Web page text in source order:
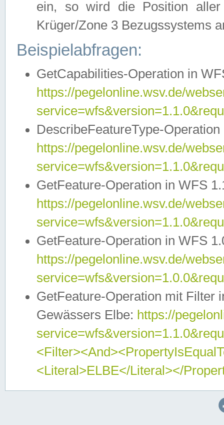
ein, so wird die Position
Krüger/Zone 3 Bezugssystems
Beispielabfragen:
GetCapabilities-Operation in
https://pegelonline.wsv.de/
DescribeFeatureType-
https://pegelonline.wsv.de/
GetFeature-Operation in WFS
https://pegelonline.wsv.de/
GetFeature-Operation in WFS
https://pegelonline.wsv.de/
GetFeature-Operation mit Filter
Gewässers Elbe: https://
<Literal>ELBE</Literal></